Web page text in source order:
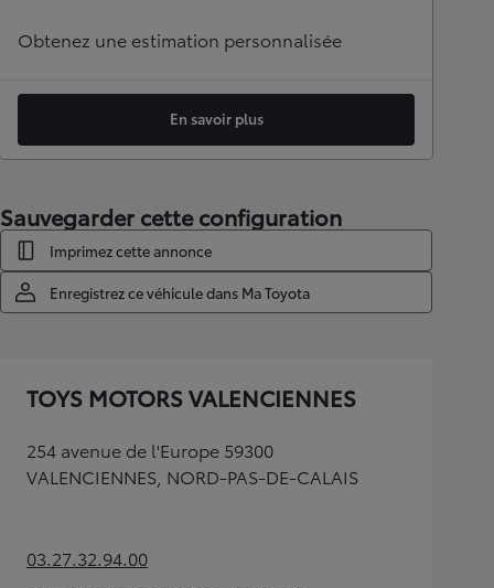
Obtenez une estimation personnalisée
En savoir plus
Sauvegarder cette configuration
Imprimez cette annonce
Enregistrez ce véhicule dans Ma Toyota
TOYS MOTORS VALENCIENNES
254 avenue de l'Europe 59300
VALENCIENNES, NORD-PAS-DE-CALAIS
03.27.32.94.00(Opens in new tab)